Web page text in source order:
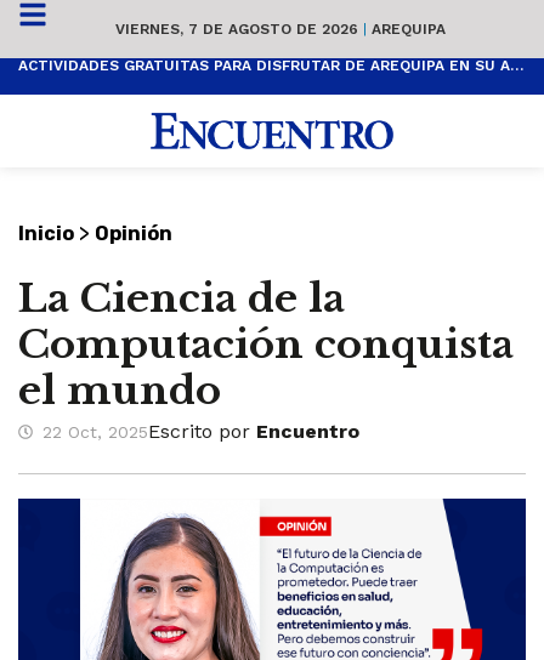
VIERNES, 7 DE AGOSTO DE 2026 | AREQUIPA
ACTIVIDADES GRATUITAS PARA DISFRUTAR DE AREQUIPA EN SU ANIVERSARIO
Inicio > Opinión
La Ciencia de la
Computación conquista
el mundo
22 Oct, 2025Escrito por Encuentro